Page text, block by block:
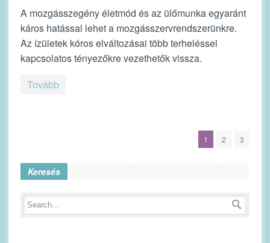
A mozgásszegény életmód és az ülőmunka egyaránt
káros hatással lehet a mozgásszervrendszerünkre.
Az ízületek kóros elváltozásai több terheléssel
kapcsolatos tényezőkre vezethetők vissza.
Tovább
1 2 3
Keresés